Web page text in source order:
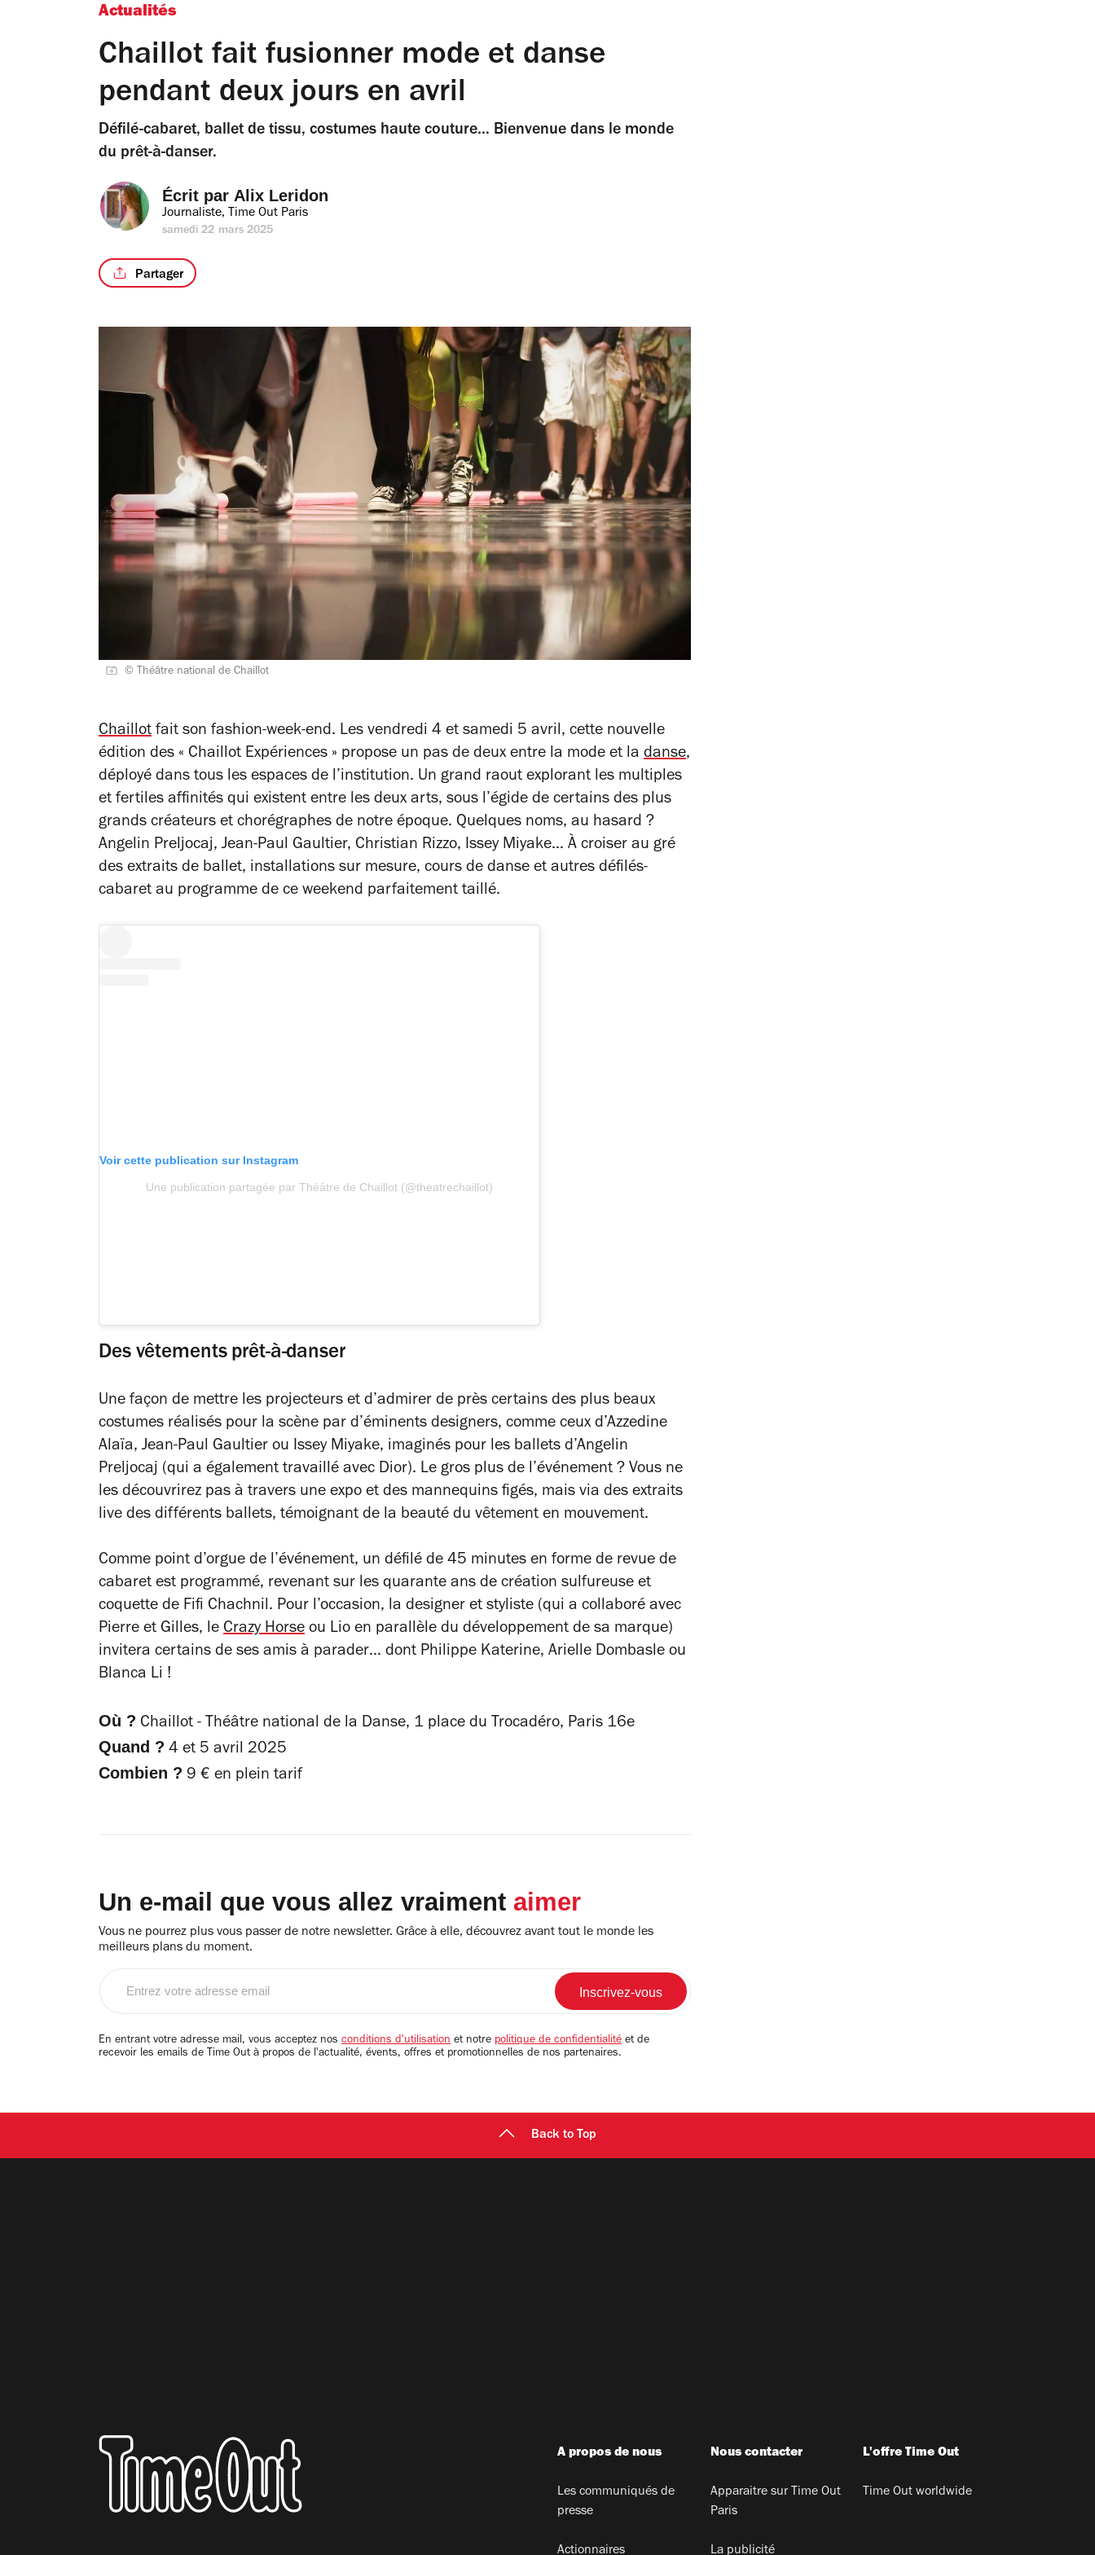
Actualités
Chaillot fait fusionner mode et danse
pendant deux jours en avril
Défilé-cabaret, ballet de tissu, costumes haute couture… Bienvenue dans le monde
du prêt-à-danser.
Écrit par Alix Leridon
Journaliste, Time Out Paris
samedi 22 mars 2025
Partager
© Théâtre national de Chaillot
Chaillot fait son fashion-week-end. Les vendredi 4 et samedi 5 avril, cette nouvelle
édition des « Chaillot Expériences » propose un pas de deux entre la mode et la danse,
déployé dans tous les espaces de l’institution. Un grand raout explorant les multiples
et fertiles affinités qui existent entre les deux arts, sous l’égide de certains des plus
grands créateurs et chorégraphes de notre époque. Quelques noms, au hasard ?
Angelin Preljocaj, Jean-Paul Gaultier, Christian Rizzo, Issey Miyake… À croiser au gré
des extraits de ballet, installations sur mesure, cours de danse et autres défilés-
cabaret au programme de ce weekend parfaitement taillé.
Voir cette publication sur Instagram
Une publication partagée par Théâtre de Chaillot (@theatrechaillot)
Des vêtements prêt-à-danser
Une façon de mettre les projecteurs et d’admirer de près certains des plus beaux
costumes réalisés pour la scène par d’éminents designers, comme ceux d’Azzedine
Alaïa, Jean-Paul Gaultier ou Issey Miyake, imaginés pour les ballets d’Angelin
Preljocaj (qui a également travaillé avec Dior). Le gros plus de l’événement ? Vous ne
les découvrirez pas à travers une expo et des mannequins figés, mais via des extraits
live des différents ballets, témoignant de la beauté du vêtement en mouvement.
Comme point d’orgue de l’événement, un défilé de 45 minutes en forme de revue de
cabaret est programmé, revenant sur les quarante ans de création sulfureuse et
coquette de Fifi Chachnil. Pour l’occasion, la designer et styliste (qui a collaboré avec
Pierre et Gilles, le Crazy Horse ou Lio en parallèle du développement de sa marque)
invitera certains de ses amis à parader… dont Philippe Katerine, Arielle Dombasle ou
Blanca Li !
Où ? Chaillot - Théâtre national de la Danse, 1 place du Trocadéro, Paris 16e
Quand ? 4 et 5 avril 2025
Combien ? 9 € en plein tarif
Un e-mail que vous allez vraiment aimer
Vous ne pourrez plus vous passer de notre newsletter. Grâce à elle, découvrez avant tout le monde les
meilleurs plans du moment.
email
En entrant votre adresse mail, vous acceptez nos conditions d'utilisation et notre politique de confidentialité et de
recevoir les emails de Time Out à propos de l'actualité, évents, offres et promotionnelles de nos partenaires.
Back to Top
A propos de nous
Les communiqués de
presse
Actionnaires
Nous contacter
Apparaitre sur Time Out
Paris
La publicité
L'offre Time Out
Time Out worldwide